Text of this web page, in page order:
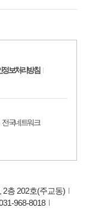
정보처리방침
전국네트워크
2층 202호(주교동)
968-8018